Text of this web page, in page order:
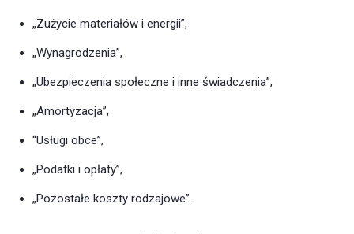
„Zużycie materiałów i energii”,
„Wynagrodzenia”,
„Ubezpieczenia społeczne i inne świadczenia”,
„Amortyzacja”,
“Usługi obce”,
„Podatki i opłaty”,
„Pozostałe koszty rodzajowe”.